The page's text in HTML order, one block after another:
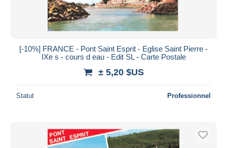
[-10%] FRANCE - Pont Saint Esprit - Eglise Saint Pierre -
IXe s - cours d eau - Edit SL - Carte Postale
± 5,20 $US
Statut Professionnel